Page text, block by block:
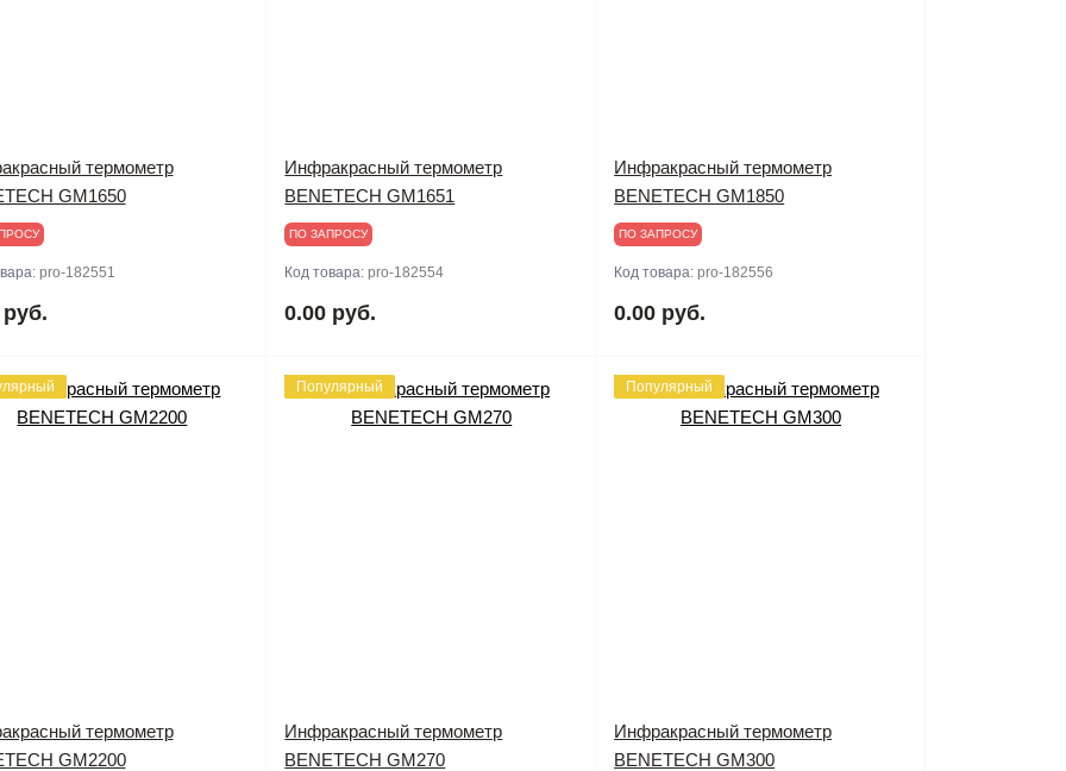
термометр
GM1650
pro-182551
Инфракрасный термометр
BENETECH GM1651
ПО ЗАПРОСУ
Код товара:pro-182554
0.00 руб.
Инфракрасный термометр
BENETECH GM1850
ПО ЗАПРОСУ
Код товара:pro-182556
0.00 руб.
термометр
GM2200
Популярный
Инфракрасный термометр
BENETECH GM270
Популярный
Инфракрасный термометр
BENETECH GM300